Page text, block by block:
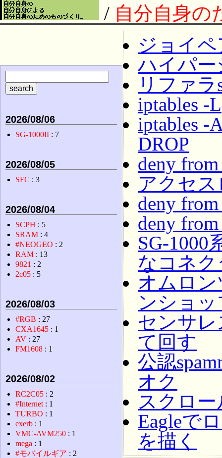
/ 自分自身の
ジョイペ
ハイパ
リファラ
iptables -L
iptables -
DROP
deny
アクセ
deny
deny
SG-1000
なコネク
オムロ
ンショ
センサ
て回す
公認
オク
スクロ
Eagleで
を描く
2026/08/06
SG-1000II : 7
2026/08/05
SFC : 3
2026/08/04
SCPH : 5
SRAM : 4
#NEOGEO : 2
RAM : 13
9821 : 2
2c05 : 5
2026/08/03
#RGB : 27
CXA1645 : 1
AV : 27
FM1608 : 1
2026/08/02
RC2C05 : 2
#Internet : 1
TURBO : 1
exerb : 1
VMC-AVM250 : 1
mega : 1
#モバイルギア : 2